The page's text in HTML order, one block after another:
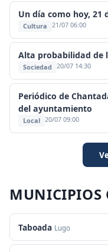
Un día como hoy, 21
Cultura 21/07 06:00
Alta probabilidad de
Sociedad 20/07 14:30
Periódico de
del ayuntamiento
Local 20/07 09:00
MUNICIPIOS
Taboada Lugo